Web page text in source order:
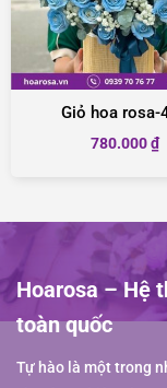
Giỏ hoa rosa-
780.000₫
Hoarosa – Hệ
toàn quốc
Tự hào là một trong